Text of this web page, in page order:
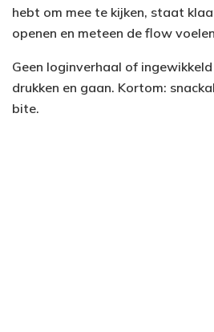
hebt om mee te kijken, staat
openen en meteen de flow
Geen loginverhaal of
drukken en gaan. Kortom:
bite.